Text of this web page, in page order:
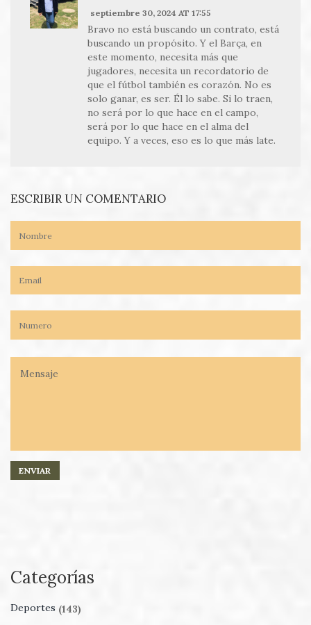
septiembre 30, 2024 AT 17:55
Bravo no está buscando un contrato, está
buscando un propósito. Y el Barça, en
este momento, necesita más que
jugadores, necesita un recordatorio de
que el fútbol también es corazón. No es
solo ganar, es ser. Él lo sabe. Si lo traen,
no será por lo que hace en el campo,
será por lo que hace en el alma del
equipo. Y a veces, eso es lo que más late.
ESCRIBIR UN COMENTARIO
Categorías
Deportes (143)